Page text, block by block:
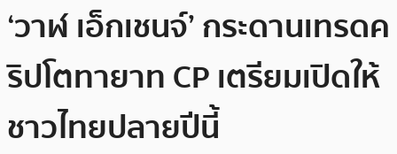
‘วาฬ เอ็กเชนจ์’ กระดานเทรดค
ริปโตทายาท CP เตรียมเปิดให้
ชาวไทยปลายปีนี้